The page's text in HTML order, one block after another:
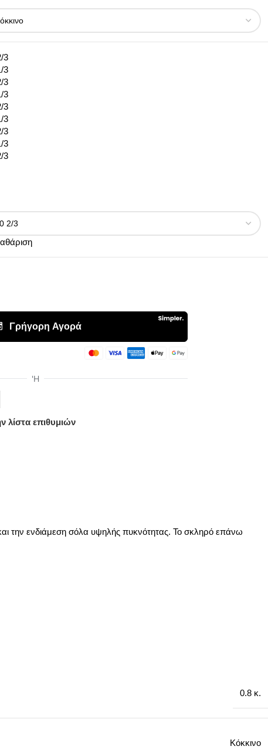
3
3
3
3
3
3
3
3
3
λίστα επιθυμιών
την ενδιάμεση σόλα υψηλής πυκνότητας. Το σκληρό επάνω
0.8 κ.
Κόκκινο